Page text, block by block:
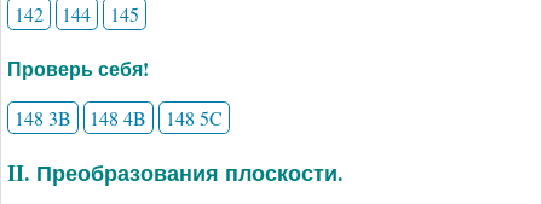
142
144 145
Проверь себя!
148 3B 148 4B 148 5C
II. Преобразования плоскости.